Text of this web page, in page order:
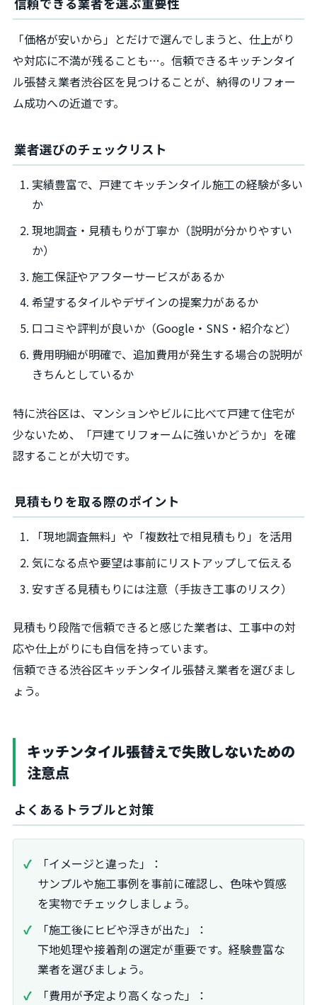
「価格が安いから」とだけで選んでしまうと、仕上がり
や対応に不満が残ることも…。信頼できるキッチンタイ
ル張替え業者渋谷区を見つけることが、納得のリフォー
ム成功への近道です。
業者選びのチェックリスト
実績豊富で、戸建てキッチンタイル施工の経験が多い
か
現地調査・見積もりが丁寧か（説明が分かりやすい
か）
施工保証やアフターサービスがあるか
希望するタイルやデザインの提案力があるか
口コミや評判が良いか（Google・SNS・紹介など）
費用明細が明確で、追加費用が発生する場合の説明が
きちんとしているか
特に渋谷区は、マンションやビルに比べて戸建て住宅が
少ないため、「戸建てリフォームに強いかどうか」を確
認することが大切です。
見積もりを取る際のポイント
「現地調査無料」や「複数社で相見積もり」を活用
気になる点や要望は事前にリストアップして伝える
安すぎる見積もりには注意（手抜き工事のリスク）
見積もり段階で信頼できると感じた業者は、工事中の対
応や仕上がりにも自信を持っています。
信頼できる渋谷区キッチンタイル張替え業者を選びまし
ょう。
キッチンタイル張替えで失敗しないための
注意点
よくあるトラブルと対策
「イメージと違った」：
サンプルや施工事例を事前に確認し、色味や質感
を実物でチェックしましょう。
「施工後にヒビや浮きが出た」：
下地処理や接着剤の選定が重要です。経験豊富な
業者を選びましょう。
「費用が予定より高くなった」：